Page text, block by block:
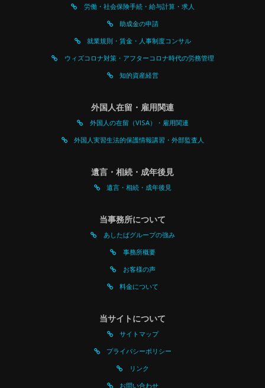
労働・社会保険手続・給与計算・求人
助成金の申請
就業規則・賃金・人事制度コンサル
ウィズコロナ対策・アフターコロナ時代の労務管理
知的資産経営
外国人在留・雇用関連
外国人の在留（VISA）・雇用関連
外国人実習生法的保護情報講習・外部監査人
遺言・相続・成年後見
遺言・相続・成年後見
当事務所について
あしたばグループの強み
事務所概要
お客様の声
料金について
当サイトについて
サイトマップ
プライバシーポリシー
リンク
お問い合わせ